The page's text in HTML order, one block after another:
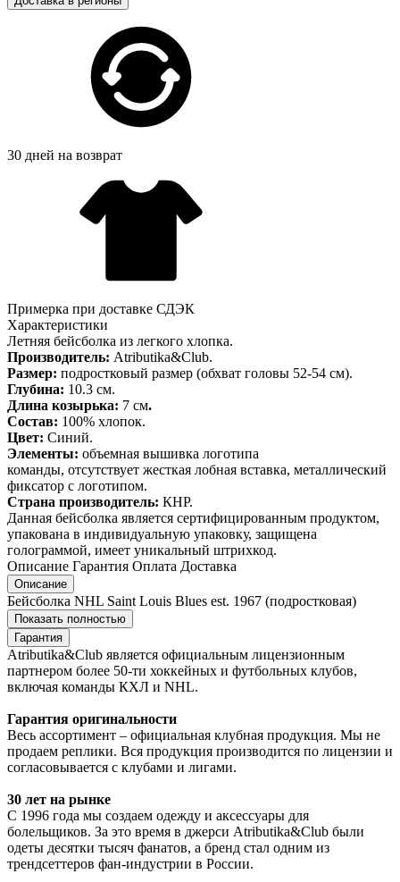
30 дней на возврат
Примерка при доставке СДЭК
Характеристики
Летняя бейсболка из легкого хлопка.
Производитель: Atributika&Club.
Размер: подростковый размер (обхват головы 52-54 см).
Глубина: 10.3 см.
Длина козырька: 7 см.
Состав: 100% хлопок.
Цвет: Синий.
Элементы: объемная вышивка логотипа
команды, отсутствует жесткая лобная вставка, металлический
фиксатор с логотипом.
Страна производитель: КНР.
Данная бейсболка является сертифицированным продуктом,
упакована в индивидуальную упаковку, защищена
голограммой, имеет уникальный штрихкод.
Описание Гарантия Оплата Доставка
Описание
Бейсболка NHL Saint Louis Blues est. 1967 (подростковая)
Показать полностью
Гарантия
Atributika&Club является официальным лицензионным
партнером более 50-ти хоккейных и футбольных клубов,
включая команды КХЛ и NHL.
Гарантия оригинальности
Весь ассортимент – официальная клубная продукция. Мы не
продаем реплики. Вся продукция производится по лицензии и
согласовывается с клубами и лигами.
30 лет на рынке
С 1996 года мы создаем одежду и аксессуары для
болельщиков. За это время в джерси Atributika&Club были
одеты десятки тысяч фанатов, а бренд стал одним из
трендсеттеров фан-индустрии в России.